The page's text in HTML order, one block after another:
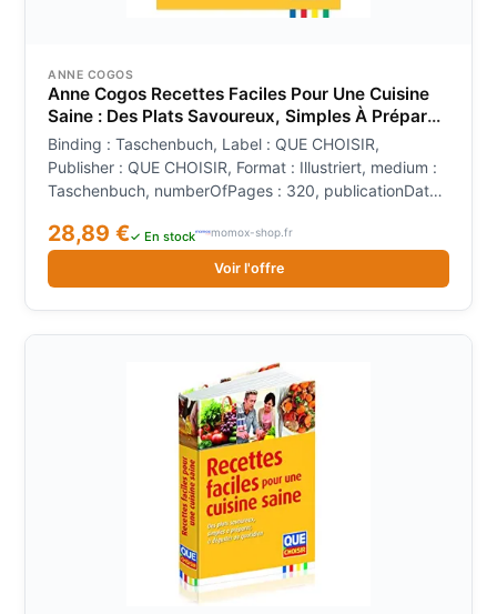
ANNE COGOS
Anne Cogos Recettes Faciles Pour Une Cuisine
Saine : Des Plats Savoureux, Simples À Préparer,
À Déguster Au Quotidien
Binding : Taschenbuch, Label : QUE CHOISIR,
Publisher : QUE CHOISIR, Format : Illustriert, medium :
Taschenbuch, numberOfPages : 320, publicationDate :
Cogos, Solveig Darrigo Dartinet, Véronique Liégeois,
Collectif
28,89 €✓ En stock momox-shop.fr
Voir l'offre